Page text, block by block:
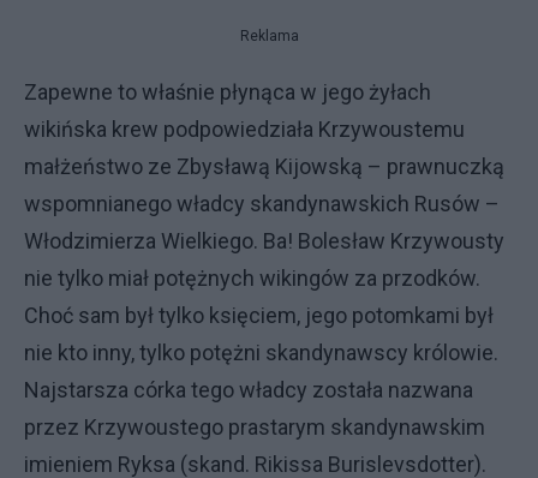
Reklama
Zapewne to właśnie płynąca w jego żyłach
wikińska krew podpowiedziała Krzywoustemu
małżeństwo ze Zbysławą Kijowską – prawnuczką
wspomnianego władcy skandynawskich Rusów –
Włodzimierza Wielkiego. Ba! Bolesław Krzywousty
nie tylko miał potężnych wikingów za przodków.
Choć sam był tylko księciem, jego potomkami był
nie kto inny, tylko potężni skandynawscy królowie.
Najstarsza córka tego władcy została nazwana
przez Krzywoustego prastarym skandynawskim
imieniem Ryksa (skand. Rikissa Burislevsdotter).